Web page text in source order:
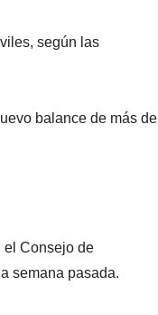
según las
balance de más de
el Consejo de
semana pasada.